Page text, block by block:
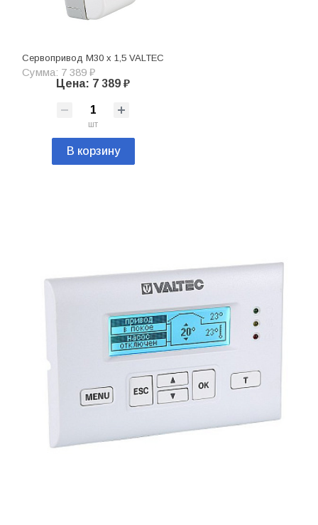
Сервопривод М30 х 1,5 VALTEC
Сумма: 7 389 ₽
Цена: 7 389 ₽
шт
В корзину